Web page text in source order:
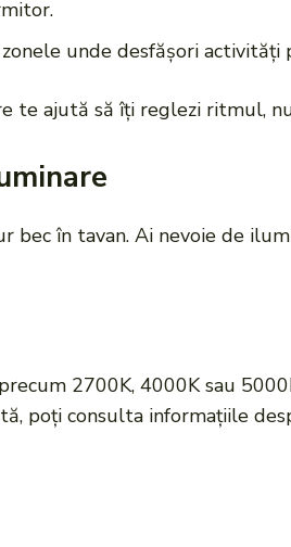
unde desfășori activități
te ajută să îți reglezi ritmul,
bec în tavan. Ai nevoie de
2700K, 4000K sau
poți consulta informațiile